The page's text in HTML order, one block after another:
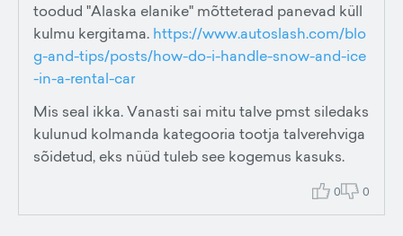
toodud "Alaska elanike" mõtteterad panevad küll
kulmu kergitama. https://www.autoslash.com/blo
g-and-tips/posts/how-do-i-handle-snow-and-ice
-in-a-rental-car
Mis seal ikka. Vanasti sai mitu talve pmst siledaks
kulunud kolmanda kategooria tootja talverehviga
sõidetud, eks nüüd tuleb see kogemus kasuks.
0 0